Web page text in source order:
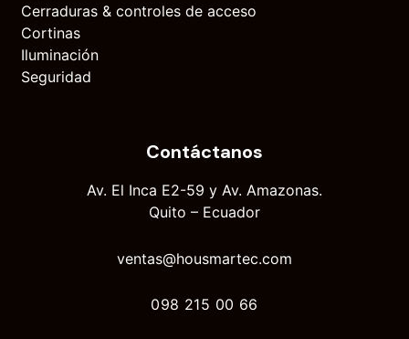
Cerraduras & controles de acceso
Cortinas
Iluminación
Seguridad
Contáctanos
Av. El Inca E2-59 y Av. Amazonas.
Quito – Ecuador
ventas@housmartec.com
098 215 00 66